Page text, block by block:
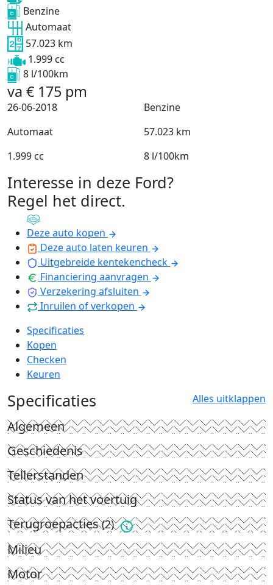
Benzine
Automaat
57.023 km
1.999 cc
8 l/100km
va € 175 pm
26-06-2018
Benzine
Automaat
57.023 km
1.999 cc
8 l/100km
Interesse in deze Ford?
Regel het direct.
Deze auto kopen
Deze auto laten keuren
Uitgebreide kentekencheck
Financiering aanvragen
Verzekering afsluiten
Inruilen of verkopen
Specificaties
Kopen
Checken
Keuren
Specificaties Alles uitklappen
Algemeen
Geschiedenis
Tellerstanden
Status van het voertuig
Terugroepacties(2)
Milieu
Motor